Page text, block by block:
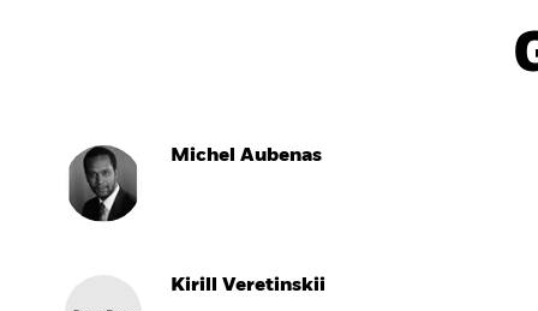
Michel Aubenas
Kirill Veretinskii